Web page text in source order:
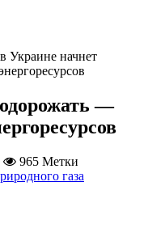
Украине начнет
—
965 Метки
газа